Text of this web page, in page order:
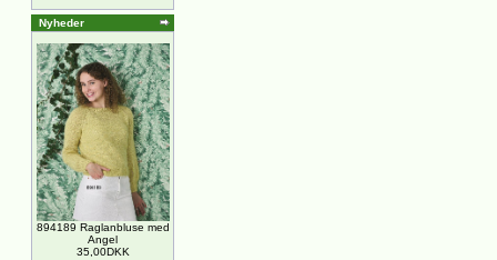
Nyheder
894189 Raglanbluse med
Angel
35,00DKK